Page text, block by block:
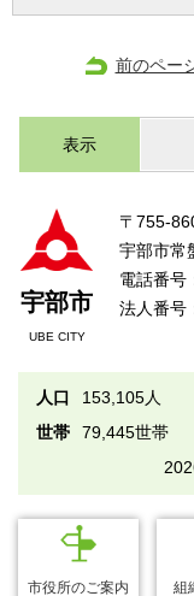
前のペー
表示
宇部市
UBE CITY
〒755-
宇部市常
電話番
法人番号
人口
153,105人
世帯
79,445世帯
市役所のご案内 組